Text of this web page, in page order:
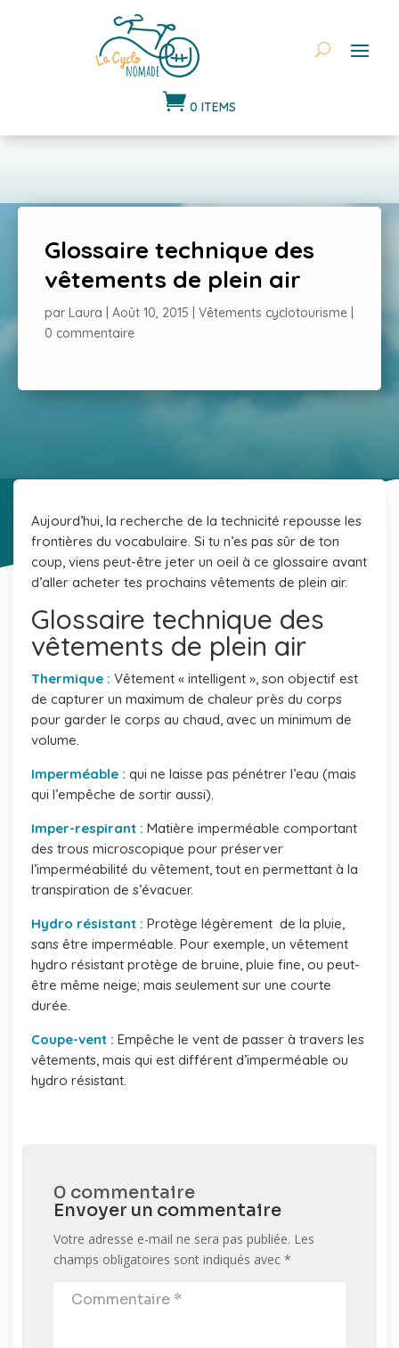
 0 ITEMS
Glossaire technique des
vêtements de plein air
par Laura Août 10, 2015 Vêtements cyclotourisme
0 commentaire
Aujourd’hui, la recherche de la technicité repousse les
frontières du vocabulaire. Si tu n’es pas sûr de ton
coup, viens peut-être jeter un oeil à ce glossaire avant
d’aller acheter tes prochains vêtements de plein air.
Glossaire technique des
vêtements de plein air
Thermique : Vêtement « intelligent », son objectif est
de capturer un maximum de chaleur près du corps
pour garder le corps au chaud, avec un minimum de
volume.
Imperméable : qui ne laisse pas pénétrer l’eau (mais
qui l’empêche de sortir aussi).
Imper-respirant : Matière imperméable comportant
des trous microscopique pour préserver
l’imperméabilité du vêtement, tout en permettant à la
transpiration de s’évacuer.
Hydro résistant : Protège légèrement de la pluie,
sans être imperméable. Pour exemple, un vêtement
hydro résistant protège de bruine, pluie fine, ou peut-
être même neige; mais seulement sur une courte
durée.
Coupe-vent : Empêche le vent de passer à travers les
vêtements, mais qui est différent d’imperméable ou
hydro résistant.
0 commentaire
Envoyer un commentaire
Votre adresse e-mail ne sera pas publiée. Les
champs obligatoires sont indiqués avec *